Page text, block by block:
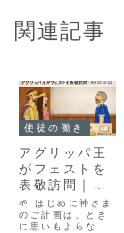
関連記事
使徒の働き
アグリッパ王
がフェストを
表敬訪問｜使
徒25:13-22
🌱 はじめに神さま
のご計画は、とき
に思いもよらない